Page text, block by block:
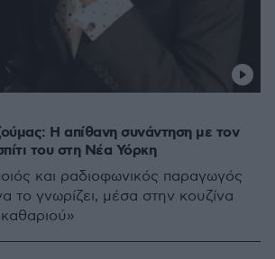
Η απίθανη συνάντηση με τον
του στη Νέα Υόρκη
και ραδιοφωνικός παραγωγός
το γνωρίζει, μέσα στην κουζίνα